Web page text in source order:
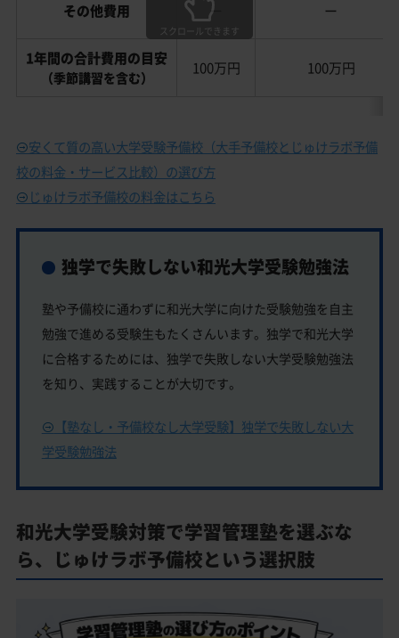
その他費用 ー ー
1年間の合計費用の目安
（季節講習を含む） 100万円 100万円
スクロールできます
安くて質の高い大学受験予備校（大手予備校とじゅけラボ予備
校の料金・サービス比較）の選び方
じゅけラボ予備校の料金はこちら
独学で失敗しない和光大学受験勉強法
塾や予備校に通わずに和光大学に向けた受験勉強を自主
勉強で進める受験生もたくさんいます。独学で和光大学
に合格するためには、独学で失敗しない大学受験勉強法
を知り、実践することが大切です。
【塾なし・予備校なし大学受験】独学で失敗しない大
学受験勉強法
和光大学受験対策で学習管理塾を選ぶな
ら、じゅけラボ予備校という選択肢